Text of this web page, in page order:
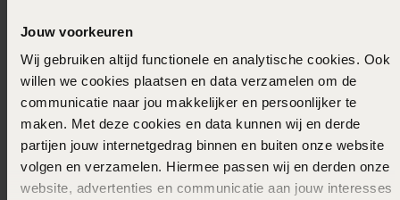
Jouw voorkeuren
Wij gebruiken altijd functionele en analytische cookies. Ook
willen we cookies plaatsen en data verzamelen om de
communicatie naar jou makkelijker en persoonlijker te
maken. Met deze cookies en data kunnen wij en derde
partijen jouw internetgedrag binnen en buiten onze website
volgen en verzamelen. Hiermee passen wij en derden onze
website, advertenties en communicatie aan jouw interesses